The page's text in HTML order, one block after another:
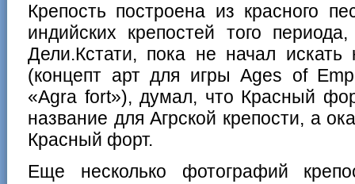
Крепость построена из красного
индийских крепостей того
Дели.Кстати, пока не начал искать
(концепт арт для игры Ages of
«Agra fort»), думал, что Красный
название для Агрской крепости, а
Красный форт.
Еще несколько фотографий